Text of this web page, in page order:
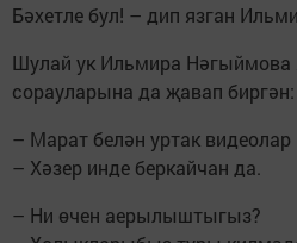
Бәхетле бул! – дип язган
Шулай ук Ильмира
сорауларына да җавап биргән:
– Марат белән уртак видеолар
– Хәзер инде беркайчан да.
– Ни өчен аерылыштыгыз?